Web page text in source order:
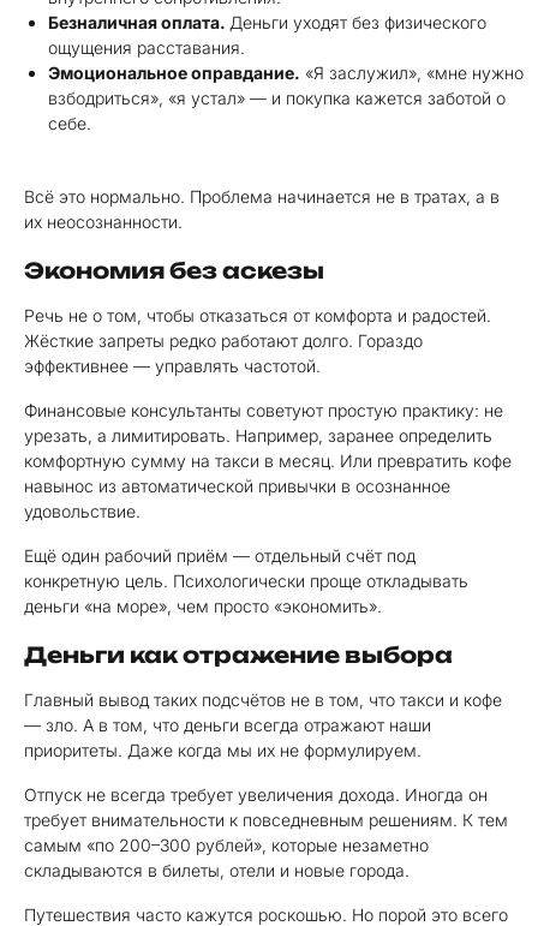
Безналичная оплата. Деньги уходят без физического
ощущения расставания.
Эмоциональное оправдание. «Я заслужил», «мне нужно
взбодриться», «я устал» — и покупка кажется заботой о
себе.
Всё это нормально. Проблема начинается не в тратах, а в
их неосознанности.
Экономия без аскезы
Речь не о том, чтобы отказаться от комфорта и радостей.
Жёсткие запреты редко работают долго. Гораздо
эффективнее — управлять частотой.
Финансовые консультанты советуют простую практику: не
урезать, а лимитировать. Например, заранее определить
комфортную сумму на такси в месяц. Или превратить кофе
навынос из автоматической привычки в осознанное
удовольствие.
Ещё один рабочий приём — отдельный счёт под
конкретную цель. Психологически проще откладывать
деньги «на море», чем просто «экономить».
Деньги как отражение выбора
Главный вывод таких подсчётов не в том, что такси и кофе
— зло. А в том, что деньги всегда отражают наши
приоритеты. Даже когда мы их не формулируем.
Отпуск не всегда требует увеличения дохода. Иногда он
требует внимательности к повседневным решениям. К тем
самым «по 200–300 рублей», которые незаметно
складываются в билеты, отели и новые города.
Путешествия часто кажутся роскошью. Но порой это всего